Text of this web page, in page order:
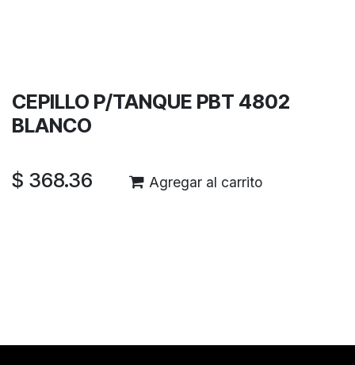
CEPILLO P/TANQUE PBT 4802
BLANCO
$ 368.36 Agregar al carrito